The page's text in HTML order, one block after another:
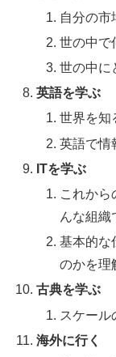
自分の市
世の中で
世の中に
英語を学ぶ
世界を知
英語で情
ITを学ぶ
これから
んな組織
基本的な
のかを理
古典を学ぶ
スケール
海外に行く